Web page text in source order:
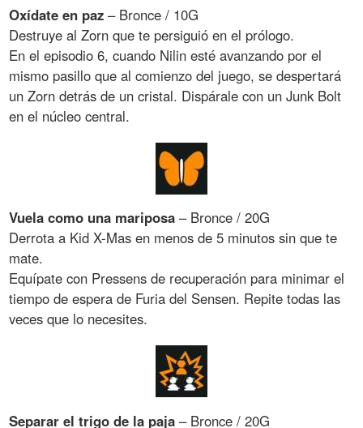
Oxídate en paz – Bronce / 10G
Destruye al Zorn que te persiguió en el prólogo.
En el episodio 6, cuando Nilin esté avanzando por el
mismo pasillo que al comienzo del juego, se despertará
un Zorn detrás de un cristal. Dispárale con un Junk Bolt
en el núcleo central.
Vuela como una mariposa – Bronce / 20G
Derrota a Kid X-Mas en menos de 5 minutos sin que te
mate.
Equípate con Pressens de recuperación para minimar el
tiempo de espera de Furia del Sensen. Repite todas las
veces que lo necesites.
Separar el trigo de la paja – Bronce / 20G